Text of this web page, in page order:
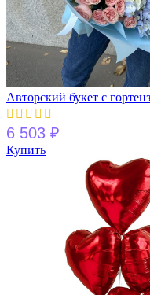
Авторский букет с
6 503 ₽
Купить